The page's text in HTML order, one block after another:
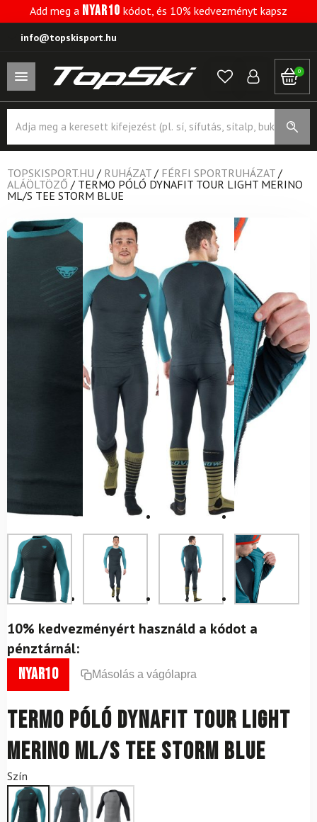
Add meg a NYAR10 kódot, és 10% kedvezményt kapsz
info@topskisport.hu
0
search
TOPSKISPORT.HU / RUHÁZAT / FÉRFI SPORTRUHÁZAT /
ALÁÖLTÖZŐ / TERMO PÓLÓ DYNAFIT TOUR LIGHT MERINO
ML/S TEE STORM BLUE
10% kedvezményért használd a kódot a
pénztárnál:
nyar10 Másolás a vágólapra
Termo póló DYNAFIT Tour Light
Merino ML/S TEE Storm Blue
Szín